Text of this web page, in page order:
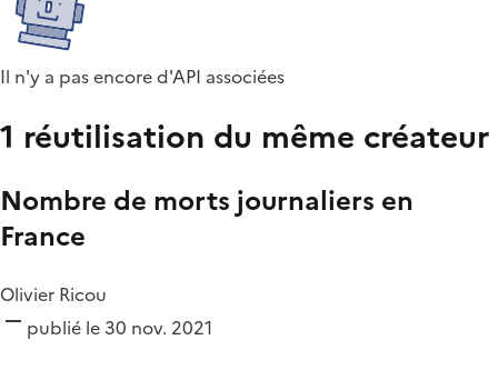
Il n'y a pas encore d'API associées
1 réutilisation du même créateur
Nombre de morts journaliers en
France
Olivier Ricou
publié le 30 nov. 2021